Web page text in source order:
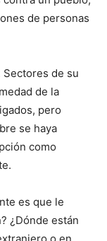
de personas
Sectores de su
de la
pero
se haya
como
es que le
¿Dónde están